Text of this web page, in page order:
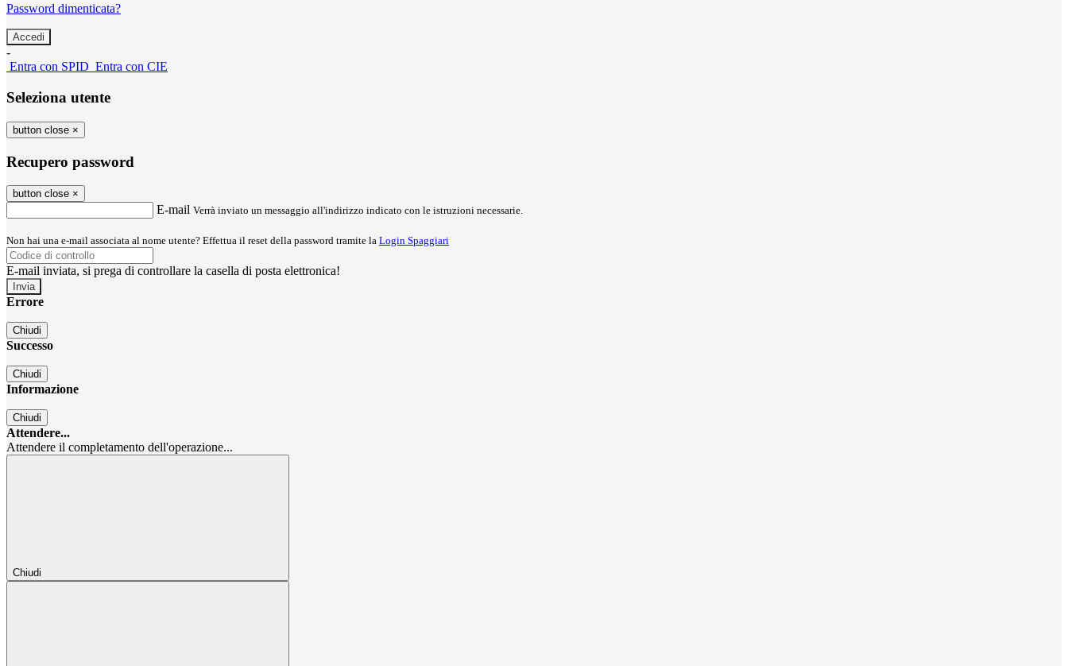
Password dimenticata?
-
Entra con SPID Entra con CIE
Seleziona utente
button close ×
Recupero password
button close ×
E-mail Verrà inviato un messaggio all'indirizzo indicato con le istruzioni necessarie.
Non hai una e-mail associata al nome utente? Effettua il reset della password tramite la Login Spaggiari
E-mail inviata, si prega di controllare la casella di posta elettronica!
Errore
Chiudi
Successo
Chiudi
Informazione
Chiudi
Attendere...
Attendere il completamento dell'operazione...
Chiudi